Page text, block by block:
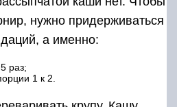
нужно придерживаться
а именно:
раз;
1 к 2.